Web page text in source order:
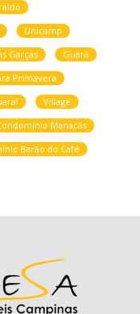
Unicamp
Garças
Guará
Primavera
Village
Manacás
Barão do Café